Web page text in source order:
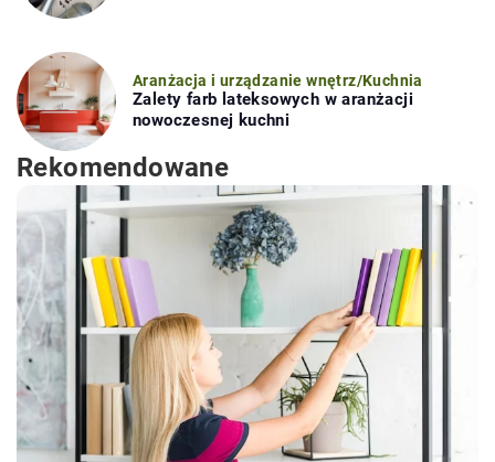
Aranżacja i urządzanie wnętrz/Kuchnia
Zalety farb lateksowych w aranżacji
nowoczesnej kuchni
Rekomendowane